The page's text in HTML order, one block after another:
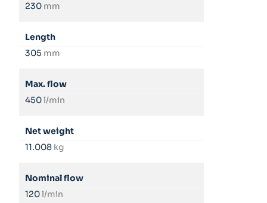
230 mm
Length
305 mm
Max. flow
450l/min
Net weight
11.008 kg
Nominal flow
120l/min